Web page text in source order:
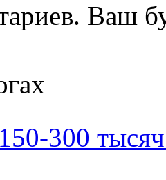
Ваш
300